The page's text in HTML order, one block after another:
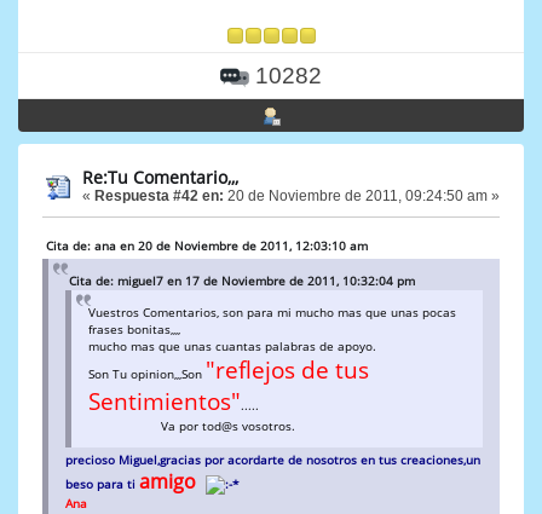
10282
Re:Tu Comentario,,,
« Respuesta #42 en: 20 de Noviembre de 2011, 09:24:50 am »
Cita de: ana en 20 de Noviembre de 2011, 12:03:10 am
Cita de: miguel7 en 17 de Noviembre de 2011, 10:32:04 pm
Vuestros Comentarios, son para mi mucho mas que unas pocas
frases bonitas,,,,
mucho mas que unas cuantas palabras de apoyo.
Son Tu opinion,,,Son "reflejos de tus
Sentimientos".....
Va por tod@s vosotros.
precioso Miguel,gracias por acordarte de nosotros en tus creaciones,un
beso para ti amigo
Ana